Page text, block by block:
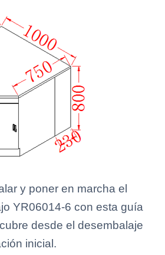
y poner en marcha el
YR06014-6 con esta guía
desde el desembalaje
inicial.